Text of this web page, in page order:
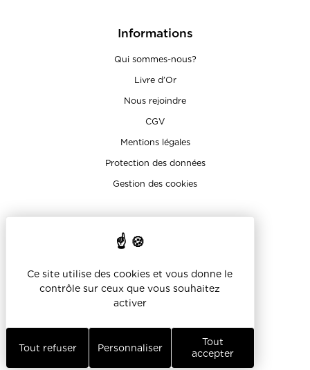
Informations
Qui sommes-nous?
Livre d’Or
Nous rejoindre
CGV
Mentions légales
Protection des données
Gestion des cookies
Sur les réseaux
Ce site utilise des cookies et vous donne le
contrôle sur ceux que vous souhaitez
activer
Tout
accepter
Tout refuser Personnaliser